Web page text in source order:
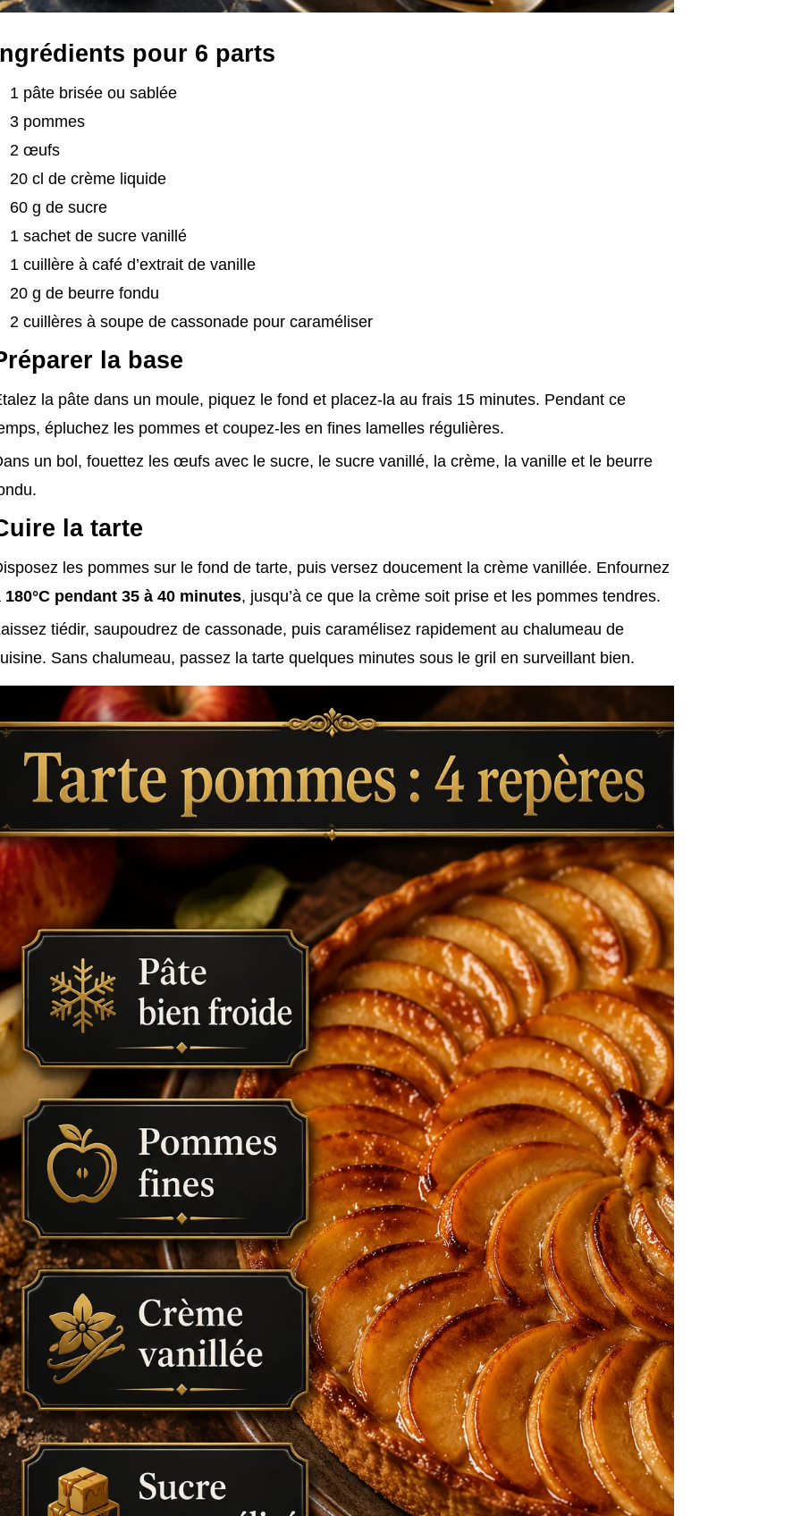
pour 6 parts
1 pâte brisée ou sablée
3 pommes
2 œufs
20 cl de crème liquide
60 g de sucre
1 sachet de sucre vanillé
1 cuillère à café d’extrait de vanille
20 g de beurre fondu
2 cuillères à soupe de cassonade pour caraméliser
la base
la pâte dans un moule, piquez le fond et placez-la au frais 15 minutes. Pendant ce
épluchez les pommes et coupez-les en fines lamelles régulières.
un bol, fouettez les œufs avec le sucre, le sucre vanillé, la crème, la vanille et le beurre
la tarte
les pommes sur le fond de tarte, puis versez doucement la crème vanillée. Enfournez
180°C pendant 35 à 40 minutes, jusqu’à ce que la crème soit prise et les pommes tendres.
tiédir, saupoudrez de cassonade, puis caramélisez rapidement au chalumeau de
Sans chalumeau, passez la tarte quelques minutes sous le gril en surveillant bien.